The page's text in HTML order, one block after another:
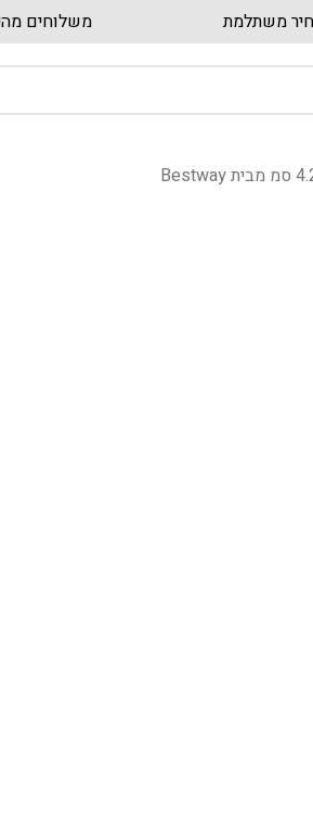
להצעת מחיר משתלמת